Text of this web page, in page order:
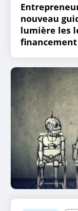
nouveau
lumière les
financement